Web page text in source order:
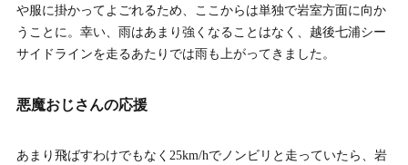
や服に掛かってよごれるため、ここからは単独で岩室方面に向か
うことに。幸い、雨はあまり強くなることはなく、越後七浦シー
サイドラインを走るあたりでは雨も上がってきました。
悪魔おじさんの応援
あまり飛ばすわけでもなく25km/hでノンビリと走っていたら、岩